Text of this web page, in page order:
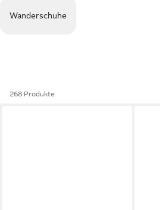
Wanderschuhe
268 Produkte